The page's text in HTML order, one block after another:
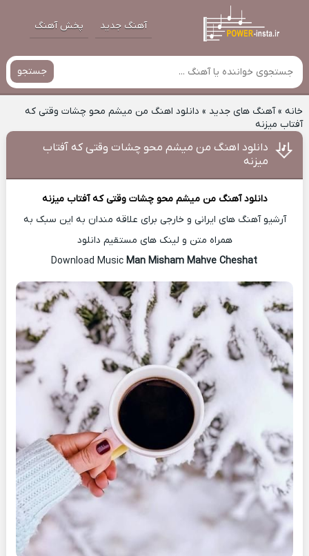
آهنگ جدید پخش آهنگ
جستجو
خانه»آهنگ های جدید » دانلود اهنگ من میشم محو چشات وقتی که
آفتاب میزنه
دانلود اهنگ من میشم محو چشات وقتی که آفتاب
میزنه
دانلود آهنگ من میشم محو چشات وقتی که آفتاب میزنه
آرشیو آهنگ های ایرانی و خارجی برای علاقه مندان به این سبک به
همراه متن و لینک های مستقیم دانلود
Man Misham Mahve Cheshat